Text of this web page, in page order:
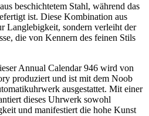
beschichtetem Stahl, während das
ist. Diese Kombination aus
Langlebigkeit, sondern verleiht der
die von Kennern des feinen Stils
Annual Calendar 946 wird von
produziert und ist mit dem Noob
ausgestattet. Mit einer
dieses Uhrwerk sowohl
und manifestiert die hohe Kunst